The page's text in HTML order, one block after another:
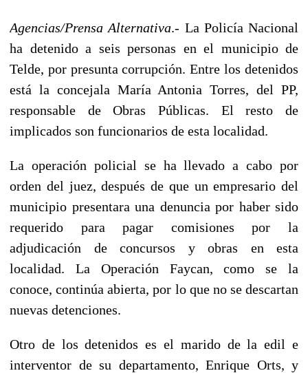
Agencias/Prensa Alternativa.- La Policía Nacional
ha detenido a seis personas en el municipio de
Telde, por presunta corrupción. Entre los detenidos
está la concejala María Antonia Torres, del PP,
responsable de Obras Públicas. El resto de
implicados son funcionarios de esta localidad.
La operación policial se ha llevado a cabo por
orden del juez, después de que un empresario del
municipio presentara una denuncia por haber sido
requerido para pagar comisiones por la
adjudicación de concursos y obras en esta
localidad. La Operación Faycan, como se la
conoce, continúa abierta, por lo que no se descartan
nuevas detenciones.
Otro de los detenidos es el marido de la edil e
interventor de su departamento, Enrique Orts, y